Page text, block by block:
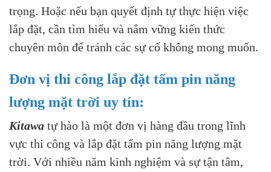
trọng. Hoặc nếu bạn quyết định tự thực hiện việc
lắp đặt, cần tìm hiểu và nắm vững kiến thức
chuyên môn để tránh các sự cố không mong muốn.
Đơn vị thi công lắp đặt tấm pin năng
lượng mặt trời uy tín:
Kitawa tự hào là một đơn vị hàng đầu trong lĩnh
vực thi công và lắp đặt tấm pin năng lượng mặt
trời. Với nhiều năm kinh nghiệm và sự tận tâm,